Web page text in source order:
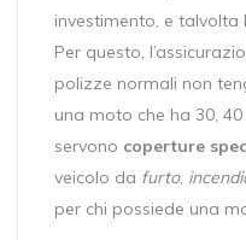
investimento, e talvolta
Per questo,
polizze normali non
una moto che ha 30,
servono coperture
veicolo da furto,
per chi possiede una